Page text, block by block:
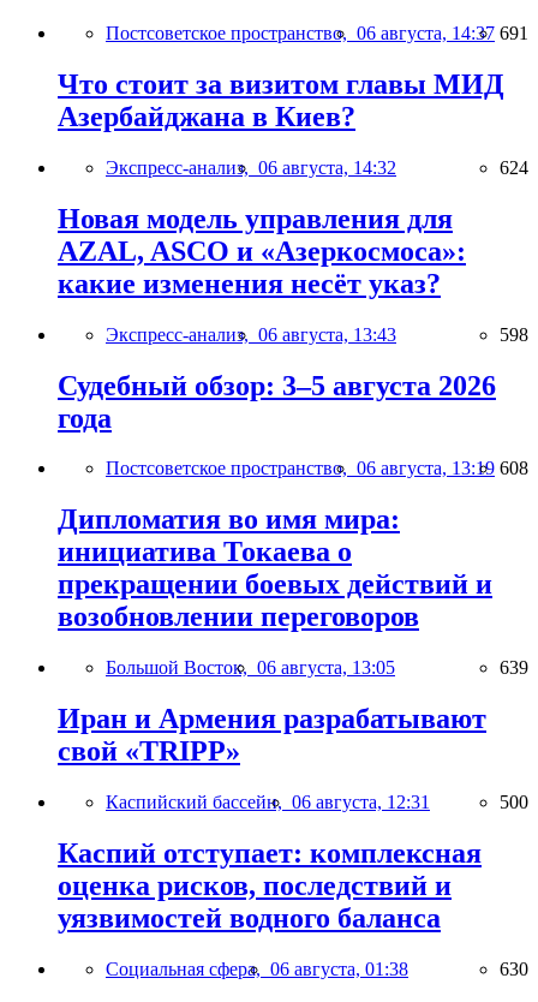
Постсоветское пространство, 06 августа, 14:37 691
Что стоит за визитом главы МИД
Азербайджана в Киев?
Экспресс-анализ, 06 августа, 14:32 624
Новая модель управления для
AZAL, ASCO и «Азеркосмоса»:
какие изменения несёт указ?
Экспресс-анализ, 06 августа, 13:43 598
Судебный обзор: 3–5 августа 2026
года
Постсоветское пространство, 06 августа, 13:19 608
Дипломатия во имя мира:
инициатива Токаева о
прекращении боевых действий и
возобновлении переговоров
Большой Восток, 06 августа, 13:05 639
Иран и Армения разрабатывают
свой «TRIPP»
Каспийский бассейн, 06 августа, 12:31 500
Каспий отступает: комплексная
оценка рисков, последствий и
уязвимостей водного баланса
Социальная сфера, 06 августа, 01:38 630